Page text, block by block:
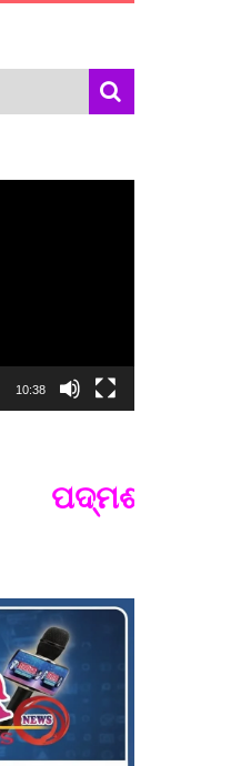
10:38
ପଦ୍ମଶ୍ରୀ